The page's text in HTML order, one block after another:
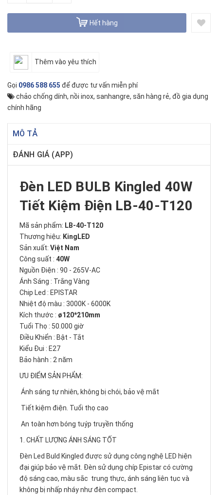
Hết hàng
Thêm vào yêu thích
Gọi 0986 588 655 để được tư vấn miễn phí
chảo chống dính, nồi inox, sanhangre, săn hàng rẻ, đồ gia dụng
chính hãng
MÔ TẢ
ĐÁNH GIÁ (APP)
Đèn LED BULB Kingled 40W
Tiết Kiệm Điện LB-40-T120
Mã sản phẩm: LB-40-T120
Thương hiệu: KingLED
Sản xuất: Việt Nam
Công suất : 40W
Nguồn Điện : 90 - 265V-AC
Ánh Sáng : Trắng Vàng
Chip Led : EPISTAR
Nhiệt độ màu : 3000K - 6000K
Kích thước : ø120*210mm
Tuổi Thọ : 50.000 giờ
Điều Khiển : Bật - Tắt
Kiểu Đui : E27
Bảo hành : 2 năm
ƯU ĐIỂM SẢN PHẨM:
️ Ánh sáng tự nhiên, không bị chói, bảo vệ mắt
️ Tiết kiệm điện. Tuổi thọ cao
️ An toàn hơn bóng tuýp truyền thống
1. CHẤT LƯỢNG ÁNH SÁNG TỐT
Đèn Led Buld Kingled được sử dụng công nghệ LED hiện
đại giúp bảo vệ mắt. Đèn sử dụng chíp Epistar có cường
độ sáng cao, màu sắc trung thực, ánh sáng liên tục và
không bị nhấp nháy như đèn compact.